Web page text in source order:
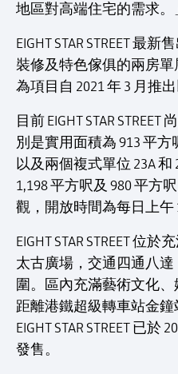
地區對高端住宅的需求。
EIGHT STAR STREET 最
裝修及特色傢俱的兩房
為項目自 2021 年 3 月推
目前 EIGHT STAR
別是實用面積為 913 平方
以及兩個複式單位 23A
1,198 平方呎及 980 平方
觀，開放時間為每日上午
EIGHT STAR STREET 位
太古廣場，交通四通八
圍。區內充滿藝術文化
距離港鐵超級轉車站金鐘
EIGHT STAR STREET 已
發售。